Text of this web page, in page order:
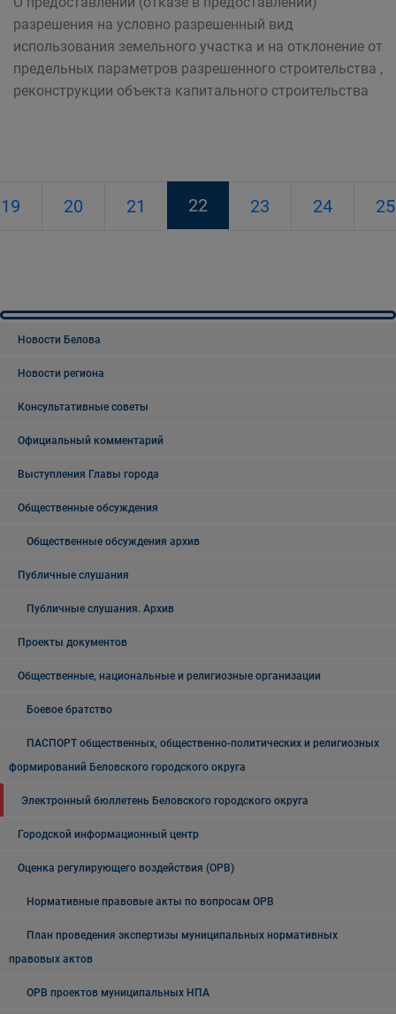
разрешения на условно разрешенный вид
использования земельного участка и на отклонение от
предельных параметров разрешенного строительства ,
реконструкции объекта капитального строительства
19 20 21 22 23 24 25
Новости Белова
Новости региона
Консультативные советы
Официальный комментарий
Выступления Главы города
Общественные обсуждения
Общественные обсуждения архив
Публичные слушания
Публичные слушания. Архив
Проекты документов
Общественные, национальные и религиозные организации
Боевое братство
ПАСПОРТ общественных, общественно-политических и религиозных
формирований Беловского городского округа
Электронный бюллетень Беловского городского округа
Городской информационный центр
Оценка регулирующего воздействия (ОРВ)
Нормативные правовые акты по вопросам ОРВ
План проведения экспертизы муниципальных нормативных
правовых актов
ОРВ проектов муниципальных НПА